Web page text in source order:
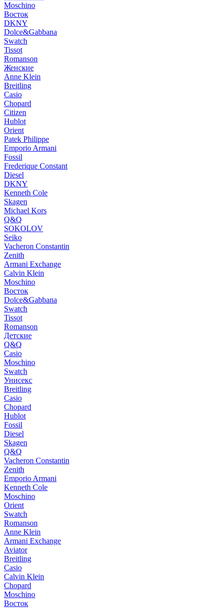
Moschino
Восток
DKNY
Dolce&Gabbana
Swatch
Tissot
Romanson
Женские
Anne Klein
Breitling
Casio
Chopard
Citizen
Hublot
Orient
Patek Philippe
Emporio Armani
Fossil
Frederique Constant
Diesel
DKNY
Kenneth Cole
Skagen
Michael Kors
Q&Q
SOKOLOV
Seiko
Vacheron Constantin
Zenith
Armani Exchange
Calvin Klein
Moschino
Восток
Dolce&Gabbana
Swatch
Tissot
Romanson
Детские
Q&Q
Casio
Moschino
Swatch
Унисекс
Breitling
Casio
Chopard
Hublot
Fossil
Diesel
Skagen
Q&Q
Vacheron Constantin
Zenith
Emporio Armani
Kenneth Cole
Moschino
Orient
Swatch
Romanson
Anne Klein
Armani Exchange
Aviator
Breitling
Casio
Calvin Klein
Chopard
Moschino
Восток